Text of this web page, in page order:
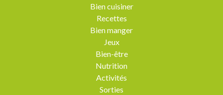
Bien cuisiner
Recettes
Bien manger
Jeux
Bien-être
Nutrition
Activités
Sorties